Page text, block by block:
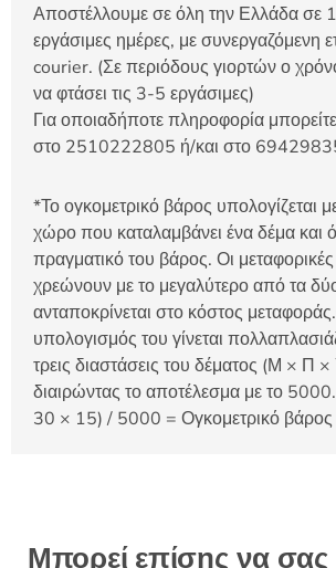
Αποστέλλουμε σε όλη την Ελλάδα σε
εργάσιμες ημέρες, με συνεργαζόμενη
courier. (Σε περιόδους γιορτών ο
να φτάσει τις 3-5 εργάσιμες)
Για οποιαδήποτε πληροφορία
στο 2510222805 ή/και στο
*Το ογκομετρικό βάρος υπολογίζεται
χώρο που καταλαμβάνει ένα δέμα και
πραγματικό του βάρος. Οι μεταφορικές
χρεώνουν με το μεγαλύτερο από τα
ανταποκρίνεται στο κόστος
υπολογισμός του γίνεται
τρεις διαστάσεις του δέματος (Μ × Π ×
διαιρώντας το αποτέλεσμα με το
30 × 15) / 5000 = Ογκομετρικό βάρος
Μπορεί επίσης να σας